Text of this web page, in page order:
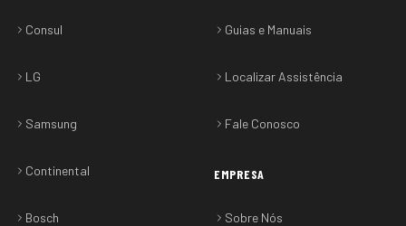
Consul
LG
Samsung
Continental
Bosch
Guias e Manuais
Localizar Assistência
Fale Conosco
EMPRESA
Sobre Nós